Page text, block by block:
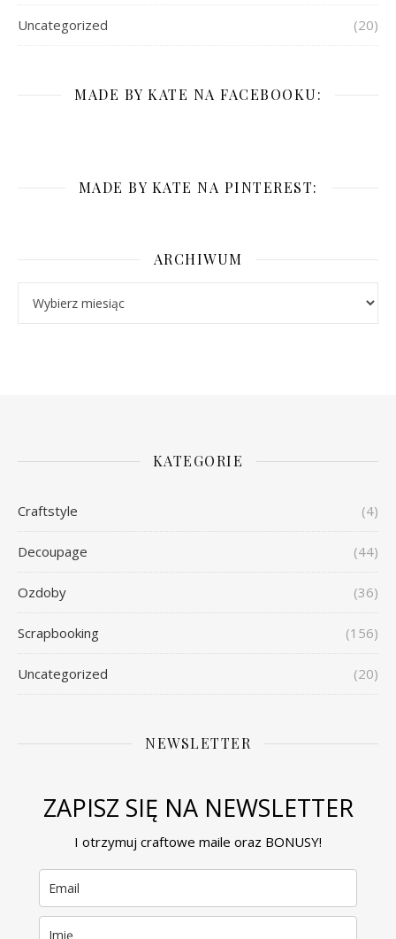
Uncategorized (20)
MADE BY KATE NA FACEBOOKU:
MADE BY KATE NA PINTEREST:
ARCHIWUM
KATEGORIE
Craftstyle (4)
Decoupage (44)
Ozdoby (36)
Scrapbooking (156)
Uncategorized (20)
NEWSLETTER
ZAPISZ SIĘ NA NEWSLETTER
I otrzymuj craftowe maile oraz BONUSY!